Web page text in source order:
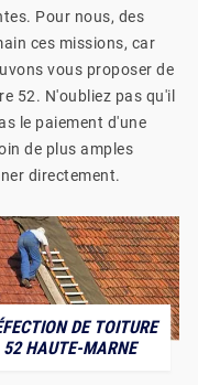
Pour nous, des
ces missions, car
vous proposer de
52. N'oubliez pas qu'il
le paiement d'une
de plus amples
directement.
DE TOITURE
52 HAUTE-MARNE